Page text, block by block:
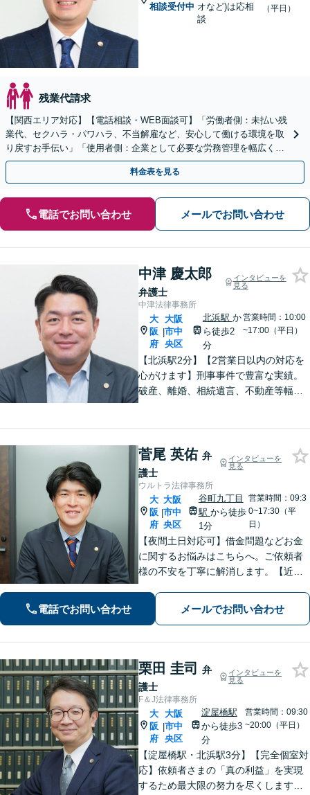
相談受付中 オなど)は応相
談
（平日）
残業代請求
【関西エリア対応】【電話相談・WEB面談可】「労働者側：未払い残
業代、セクハラ・パワハラ、不当解雇など、安心して働ける環境を取
り戻すお手伝い」「使用者側：企業として必要な労務管理を幅広くサ
ポート」【スポット契約・顧問契約どちらも対応可】
料金表を見る
電話でお問い合わせ メールでお問い合わせ
中津 慶太郎
弁護士
インタビューを
見る
中津法律事務所
大
阪
府
|
大阪
市中
央区
北浜駅 か
ら徒歩2
分
営業時間：10:00
~17:00（平日）
【北浜駅2分】【2営業日以内の対応を
心がけます】刑事事件で豊富な実績。
破産、離婚、相続遺言、不動産等幅広
い合わせを！英語対応可
菅尾 英佑 弁
護士
インタビューを
見る
ウルトラ法律事務所
大
阪
府
|
大阪
市中
央区
谷町九丁目
駅 から徒歩
1分
営業時間：09:3
0~17:30（平
日）
【夜間土日対応可】借金問題などお金
に関するお悩みはこちらへ。ご依頼者
様の不安を丁寧に解消します。【近鉄
電話でお問い合わせ メールでお問い合わせ
栗田 圭司
弁
護士
インタビューを
見る
F＆J法律事務所
大
阪
府
|
大阪
市中
央区
淀屋橋駅
から徒歩3
分
営業時間：09:30
~20:00（平日）
【淀屋橋駅・北浜駅3分】【完全個室対
応】依頼者さまの「真の利益」を実現
するため最大限の努力を尽くします。